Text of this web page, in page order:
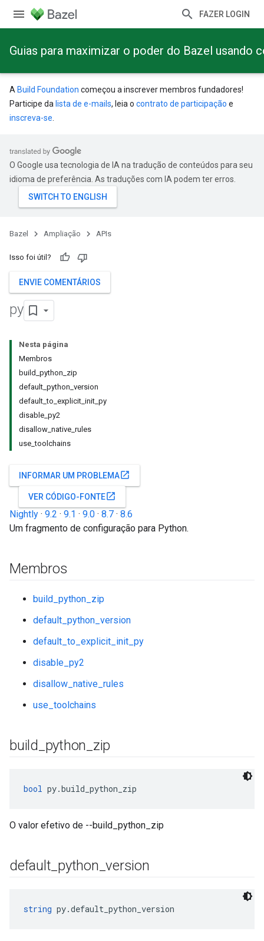
FAZER LOGIN
Guias para maximizar o poder do Bazel usando
A Build Foundation começou a inscrever membros fundadores!
Participe da lista de e-mails, leia o contrato de participação e
inscreva-se
O Google usa tecnologia de IA na tradução de conteúdos para seu
idioma de preferência. As traduções com IA podem ter erros.
Bazel Ampliação APIs
Isso foi útil?
ENVIE COMENTÁRIOS
py
Nesta página
Membros
build_python_zip
default_python_version
default_to_explicit_init_py
disable_py2
disallow_native_rules
use_toolchains
INFORMAR UM PROBLEMAopen_in_new
VER CÓDIGO-FONTEopen_in_new
Nightly · 9.2 · 9.1 · 9.0 · 8.7 · 8.6
Um fragmento de configuração para Python.
Membros
build_python_zip
default_python_version
default_to_explicit_init_py
disable_py2
disallow_native_rules
use_toolchains
build python zip
bool py.build_python_zip
O valor efetivo de --build_python_zip
default python _version
string py.default_python_version